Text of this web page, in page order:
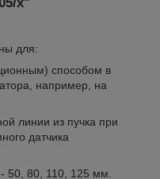
для:
способом в
например, на
линии из пучка при
датчика
50, 80, 110, 125 мм.